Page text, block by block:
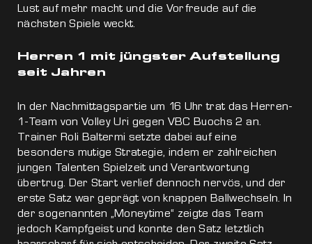
Lust auf mehr macht und die Vorfreude auf die
nächsten Spiele weckt.
Herren 1 mit jüngster Aufstellung
seit Jahren
In der Nachmittagspartie um 16 Uhr trat das Herren-
1-Team von Volley Uri gegen VBC Buochs 2 an.
Trainer Roli Baltermi setzte dabei auf eine
besonders mutige Strategie, indem er zahlreichen
jungen Talenten Spielzeit und Verantwortung
übertrug. Der Start verlief dennoch nervös, und der
erste Satz war geprägt von knappen Ballwechseln. In
der sogenannten „Moneytime“ zeigte das Team
jedoch Kampfgeist und konnte den Satz letztlich